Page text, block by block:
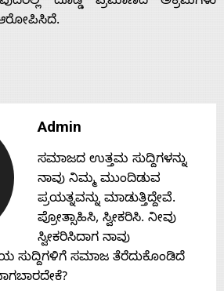
Admin
ಸಮಾಜದ ಉತ್ತಮ ಸುದ್ದಿಗಳನ್ನು
ನಾವು ನಿಮ್ಮ ಮುಂದಿಡುವ
ಪ್ರಯತ್ನವನ್ನು ಮಾಡುತ್ತಿದ್ದೇವೆ.
ಪ್ರೋತ್ಸಾಹಿಸಿ, ಸ್ವೀಕರಿಸಿ. ನೀವು
ಸ್ವೀಕರಿಸಿದಾಗ ನಾವು
ಸುದ್ದಿಗಳಿಗೆ ಸಮಾಜ ತೆರೆದುಕೊಂಡಿದೆ